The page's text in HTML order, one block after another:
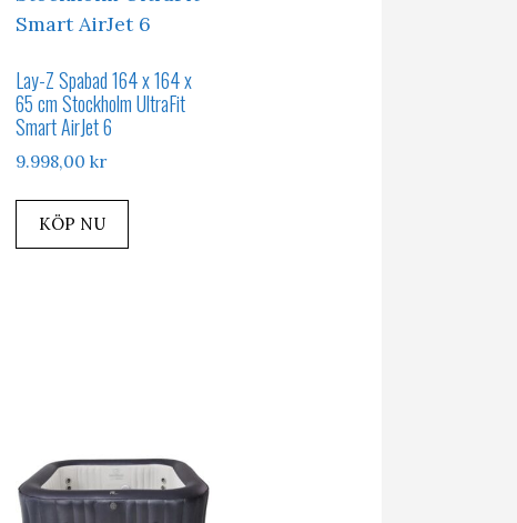
Lay-Z Spabad 164 x 164 x
65 cm Stockholm UltraFit
Smart AirJet 6
9.998,00kr
KÖP NU